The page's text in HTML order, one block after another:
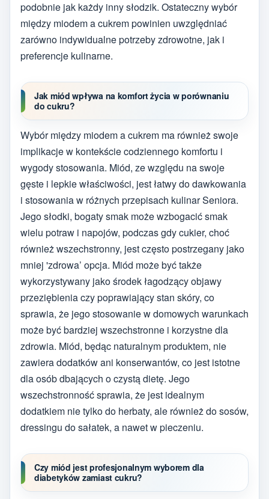
podobnie jak każdy inny słodzik. Ostateczny wybór
między miodem a cukrem powinien uwzględniać
zarówno indywidualne potrzeby zdrowotne, jak i
preferencje kulinarne.
Jak miód wpływa na komfort życia w porównaniu
do cukru?
Wybór między miodem a cukrem ma również swoje
implikacje w kontekście codziennego komfortu i
wygody stosowania. Miód, ze względu na swoje
gęste i lepkie właściwości, jest łatwy do dawkowania
i stosowania w różnych przepisach kulinar Seniora.
Jego słodki, bogaty smak może wzbogacić smak
wielu potraw i napojów, podczas gdy cukier, choć
również wszechstronny, jest często postrzegany jako
mniej 'zdrowa’ opcja. Miód może być także
wykorzystywany jako środek łagodzący objawy
przeziębienia czy poprawiający stan skóry, co
sprawia, że jego stosowanie w domowych warunkach
może być bardziej wszechstronne i korzystne dla
zdrowia. Miód, będąc naturalnym produktem, nie
zawiera dodatków ani konserwantów, co jest istotne
dla osób dbających o czystą dietę. Jego
wszechstronność sprawia, że jest idealnym
dodatkiem nie tylko do herbaty, ale również do sosów,
dressingu do sałatek, a nawet w pieczeniu.
Czy miód jest profesjonalnym wyborem dla
diabetyków zamiast cukru?